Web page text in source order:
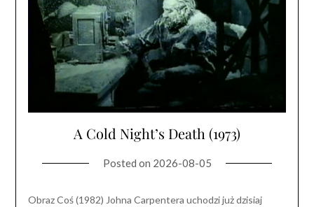
A Cold Night’s Death (1973)
Posted on 2026-08-05
Obraz Coś (1982) Johna Carpentera uchodzi już dzisiaj